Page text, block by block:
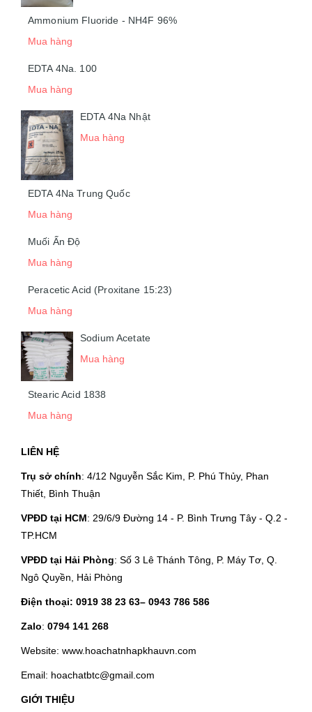
Ammonium Fluoride - NH4F 96%
Mua hàng
EDTA 4Na. 100
Mua hàng
EDTA 4Na Nhật
Mua hàng
EDTA 4Na Trung Quốc
Mua hàng
Muối Ấn Độ
Mua hàng
Peracetic Acid (Proxitane 15:23)
Mua hàng
Sodium Acetate
Mua hàng
Stearic Acid 1838
Mua hàng
LIÊN HỆ
Trụ sở chính: 4/12 Nguyễn Sắc Kim, P. Phú Thủy, Phan
Thiết, Bình Thuận
VPĐD tại HCM: 29/6/9 Đường 14 - P. Bình Trưng Tây - Q.2 -
TP.HCM
VPĐD tại Hải Phòng: Số 3 Lê Thánh Tông, P. Máy Tơ, Q.
Ngô Quyền, Hải Phòng
Điện thoại: 0919 38 23 63– 0943 786 586
Zalo: 0794 141 268
Website: www.hoachatnhapkhauvn.com
Email: hoachatbtc@gmail.com
GIỚI THIỆU